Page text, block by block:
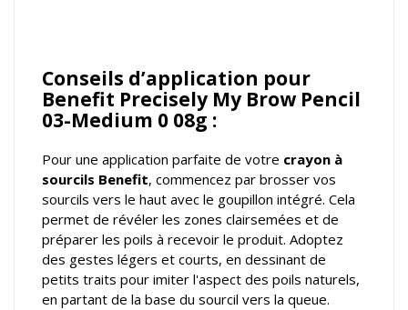
Conseils d’application pour
Benefit Precisely My Brow Pencil
03-Medium 0 08g :
Pour une application parfaite de votre crayon à
sourcils Benefit, commencez par brosser vos
sourcils vers le haut avec le goupillon intégré. Cela
permet de révéler les zones clairsemées et de
préparer les poils à recevoir le produit. Adoptez
des gestes légers et courts, en dessinant de
petits traits pour imiter l'aspect des poils naturels,
en partant de la base du sourcil vers la queue.